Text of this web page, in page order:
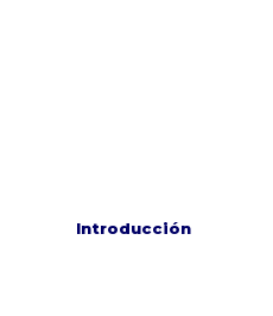
Introducción